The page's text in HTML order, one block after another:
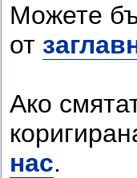
Можете
от
Ако
нас.